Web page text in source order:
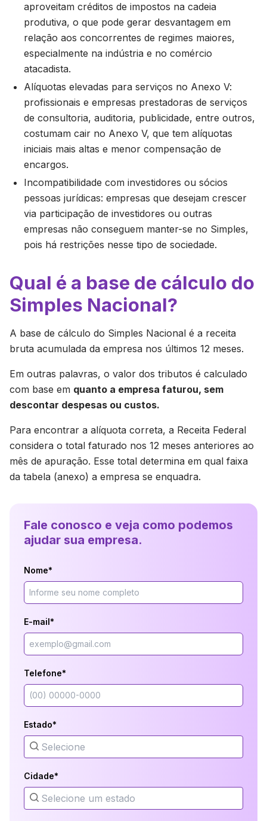
aproveitam créditos de impostos na cadeia
produtiva, o que pode gerar desvantagem em
relação aos concorrentes de regimes maiores,
especialmente na indústria e no comércio
atacadista.
Alíquotas elevadas para serviços no Anexo V:
profissionais e empresas prestadoras de serviços
de consultoria, auditoria, publicidade, entre outros,
costumam cair no Anexo V, que tem alíquotas
iniciais mais altas e menor compensação de
encargos.
Incompatibilidade com investidores ou sócios
pessoas jurídicas: empresas que desejam crescer
via participação de investidores ou outras
empresas não conseguem manter-se no Simples,
pois há restrições nesse tipo de sociedade.
Qual é a base de cálculo do
Simples Nacional?
A base de cálculo do Simples Nacional é a receita
bruta acumulada da empresa nos últimos 12 meses.
Em outras palavras, o valor dos tributos é calculado
com base em quanto a empresa faturou, sem
descontar despesas ou custos.
Para encontrar a alíquota correta, a Receita Federal
considera o total faturado nos 12 meses anteriores ao
mês de apuração. Esse total determina em qual faixa
da tabela (anexo) a empresa se enquadra.
Fale conosco e veja como podemos
ajudar sua empresa.
Nome*
E-mail*
Telefone*
Estado*
Cidade*